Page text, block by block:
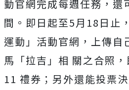
動官網完成每週任務，還
間。即日起至5月18日止
運動」活動官網，上傳自
馬「拉吉」相 關之合照
11 禮券；另外還能投票